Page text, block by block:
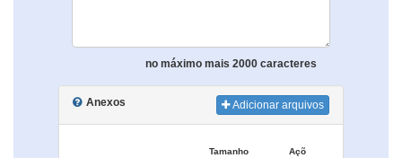
no máximo mais 2000 caracteres
Anexos Adicionar arquivos
Tamanho
Açõ